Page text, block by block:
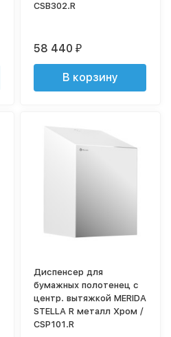
CSB302.R
58 440₽
В корзину
Диспенсер для
бумажных полотенец с
центр. вытяжкой MERIDA
STELLA R металл Хром /
CSP101.R